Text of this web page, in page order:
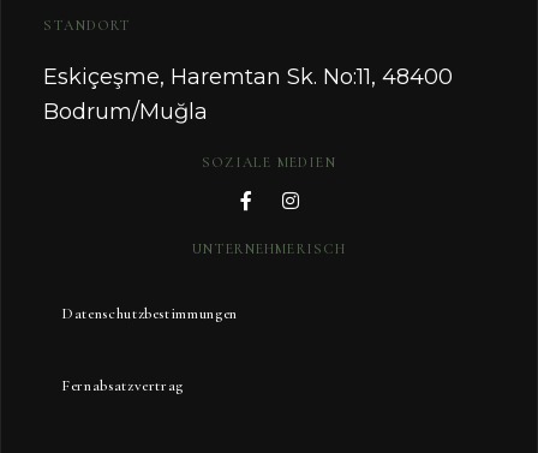
STANDORT
Eskiçeşme, Haremtan Sk. No:11, 48400
Bodrum/Muğla
SOZIALE MEDIEN
UNTERNEHMERISCH
Datenschutzbestimmungen
Fernabsatzvertrag